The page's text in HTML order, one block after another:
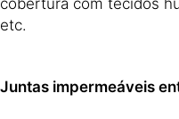
etc.
Juntas impermeáveis